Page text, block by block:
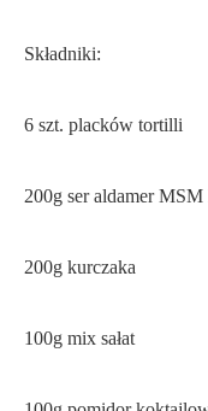
Składniki:
6 szt. placków tortilli
200g ser aldamer
200g kurczaka
100g mix sałat